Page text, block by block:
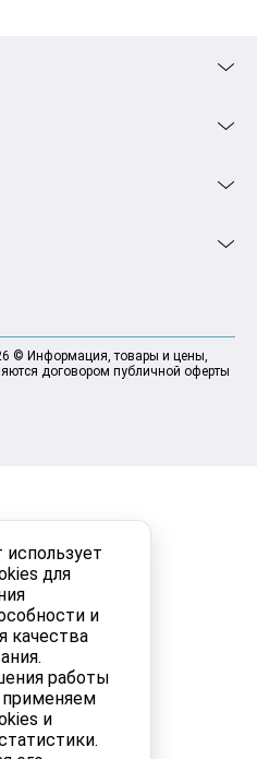
использует
для
и
качества
работы
и
© Информация, товары и цены,
договором публичной оферты